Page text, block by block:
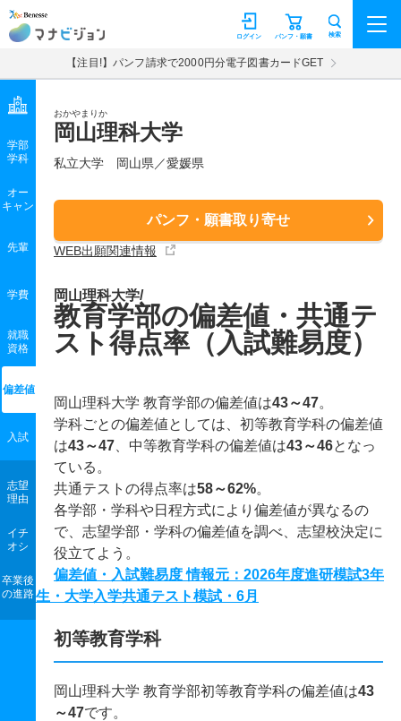
マナビジョン パンフ・願書
ログイン 検索
【注目!】パンフ請求で2000円分電子図書カードGET
おかやまりか
岡山理科大学
私立大学 岡山県／愛媛県
パンフ・願書取り寄せ
WEB出願関連情報
学部
学科
オー
キャン
先輩
学費
就職
資格
偏差値
入試
志望
理由
イチ
オシ
卒業後
の進路
岡山理科大学/
教育学部の偏差値・共通テ
スト得点率（入試難易度）
岡山理科大学 教育学部の偏差値は43～47。
学科ごとの偏差値としては、初等教育学科の偏差値
は43～47 、中等教育学科の偏差値は43～46となっ
ている。
共通テストの得点率は58～62%。
各学部・学科や日程方式により偏差値が異なるの
で、志望学部・学科の偏差値を調べ、志望校決定に
役立てよう。
偏差値・入試難易度 情報元：2026年度進研模試3年
生・大学入学共通テスト模試・6月
初等教育学科
岡山理科大学 教育学部初等教育学科の偏差値は43
～47です。